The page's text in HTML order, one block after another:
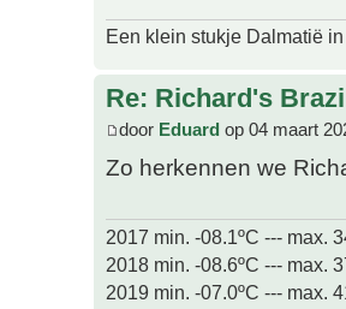
Een klein stukje Dalmatië
Re: Richard's
door Eduard op 04 maart
Zo herkennen we
2017 min. -08.1ºC --- max.
2018 min. -08.6ºC --- max.
2019 min. -07.0ºC --- max.